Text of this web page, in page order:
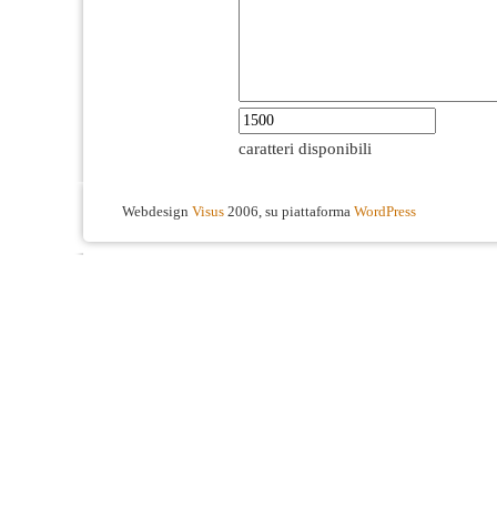
caratteri disponibili
Webdesign Visus 2006, su piattaforma WordPress